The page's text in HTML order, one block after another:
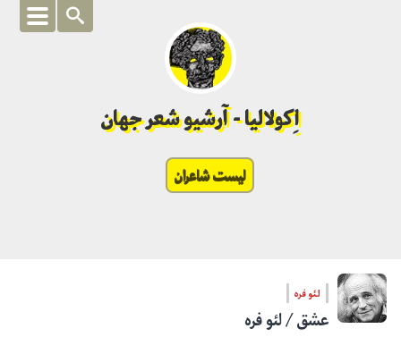
اِکولالیا - آرشیو شعر جهان
لیست شاعران
لئو فره
عشق / لئو فره